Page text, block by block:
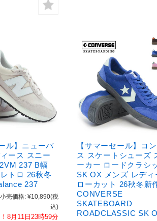
ル】ニューバ
ース スニー
237 B幅
トロ 26秋冬
237
売価格: ¥10,890(税
込)
！8月11日23時59分
【サマーセール】コ
ス スケートシューズ
ーカー ロードクラシ
SK OX メンズ レディ
ローカット 26秋冬新
CONVERSE
SKATEBOARD
ROADCLASSIC SK